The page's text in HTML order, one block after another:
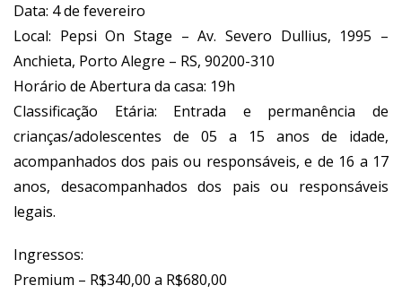
Data: 4 de fevereiro
Local: Pepsi On Stage – Av. Severo Dullius, 1995 –
Anchieta, Porto Alegre – RS, 90200-310
Horário de Abertura da casa: 19h
Classificação Etária: Entrada e permanência de
crianças/adolescentes de 05 a 15 anos de idade,
acompanhados dos pais ou responsáveis, e de 16 a 17
anos, desacompanhados dos pais ou responsáveis
legais.
Ingressos:
Premium – R$340,00 a R$680,00